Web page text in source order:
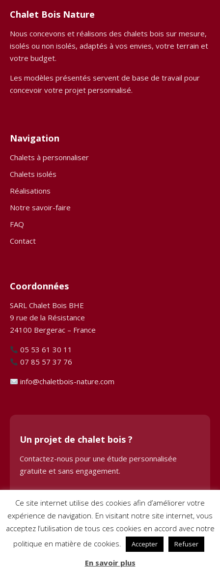
Chalet Bois Nature
Nous concevons et réalisons des chalets bois sur mesure,
isolés ou non isolés, adaptés à vos envies, votre terrain et
votre budget.
Les modèles présentés servent de base de travail pour
concevoir votre projet personnalisé.
Navigation
Chalets à personnaliser
Chalets isolés
Réalisations
Notre savoir-faire
FAQ
Contact
Coordonnées
SARL Chalet Bois BHE
9 rue de la Résistance
24100 Bergerac – France
05 53 61 30 11
07 85 57 37 76
info@chaletbois-nature.com
Un projet de chalet bois ?
Contactez-nous pour une étude personnalisée
gratuite et sans engagement.
Demander une étude
© 2024 Chalet Bois BHE. Tous droits réservés. Site créé parPignon
Mentions légales–Conditions générales de vente
Ce site internet utilise des cookies afin d’améliorer votre
expérience de navigation. En visitant notre site internet, vous
acceptez l’utilisation de tous ces cookies en accord avec notre
politique en matière de cookies.
Accepter Refuser
En savoir plus